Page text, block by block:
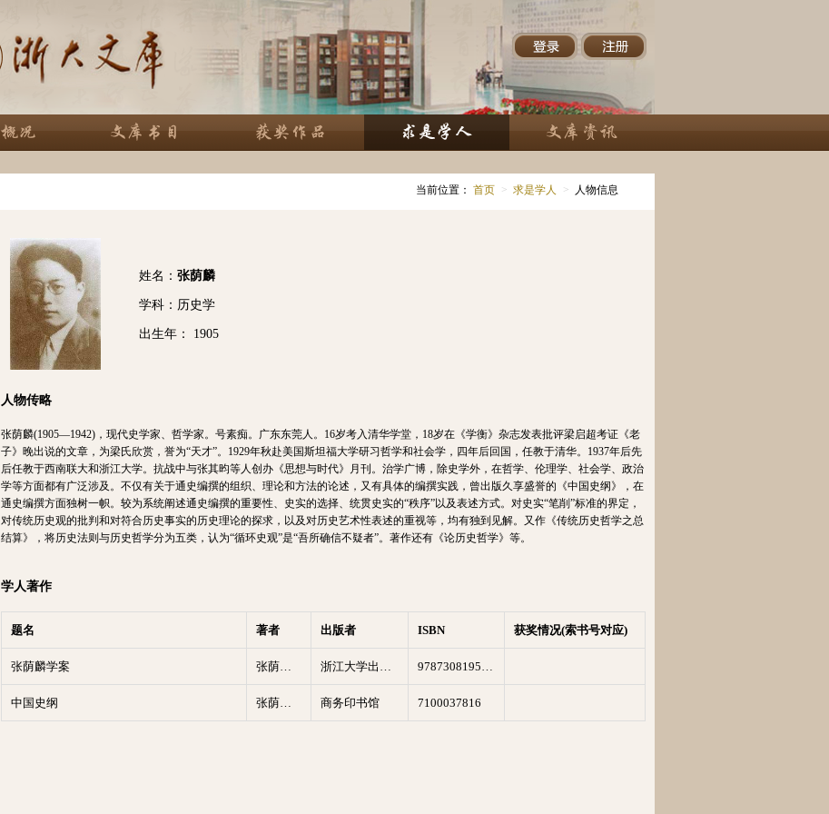
当前位置： 首页 > 求是学人 > 人物信息
姓名： 张荫麟
学科：历史学
出生年： 1905
人物传略
张荫麟(1905—1942)，现代史学家、哲学家。号素痴。广东东莞人。16岁考入清华学堂，18岁在《学衡》杂志发表批评梁启超考证《老
子》晚出说的文章，为梁氏欣赏，誉为“天才”。1929年秋赴美国斯坦福大学研习哲学和社会学，四年后回国，任教于清华。1937年后先
后任教于西南联大和浙江大学。抗战中与张其昀等人创办《思想与时代》月刊。治学广博，除史学外，在哲学、伦理学、社会学、政治
学等方面都有广泛涉及。不仅有关于通史编撰的组织、理论和方法的论述，又有具体的编撰实践，曾出版久享盛誉的《中国史纲》，在
通史编撰方面独树一帜。较为系统阐述通史编撰的重要性、史实的选择、统贯史实的“秩序”以及表述方式。对史实“笔削”标准的界定，
对传统历史观的批判和对符合历史事实的历史理论的探求，以及对历史艺术性表述的重视等，均有独到见解。又作《传统历史哲学之总
结算》，将历史法则与历史哲学分为五类，认为“循环史观”是“吾所确信不疑者”。著作还有《论历史哲学》等。
学人著作
题名 著者 出版者 ISBN 获奖情况(索书号对应)
张荫麟学案 张荫麟著；吴铮强，史文韬编 浙江大学出版社 9787308195645
中国史纲 张荫麟著；徐规校 商务印书馆 7100037816